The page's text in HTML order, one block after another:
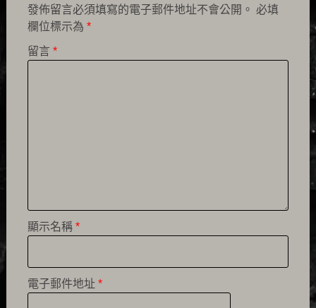
發佈留言必須填寫的電子郵件地址不會公開。 必填
欄位標示為 *
留言 *
顯示名稱 *
電子郵件地址 *